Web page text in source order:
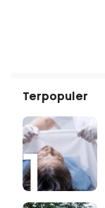
Terpopuler